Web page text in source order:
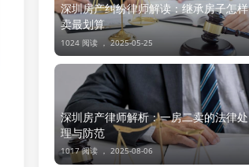
深圳房产纠纷律师解读：继承房子怎样
卖最划算
1024 阅读 ， 2025-05-25
深圳房产律师解析：一房二卖的法律处
理与防范
1017 阅读 ， 2025-08-06